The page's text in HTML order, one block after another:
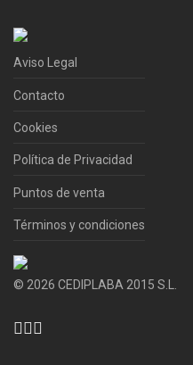
Aviso Legal
Contacto
Cookies
Política de Privacidad
Puntos de venta
Términos y condiciones
© 2026 CEDIPLABA 2015 S.L.